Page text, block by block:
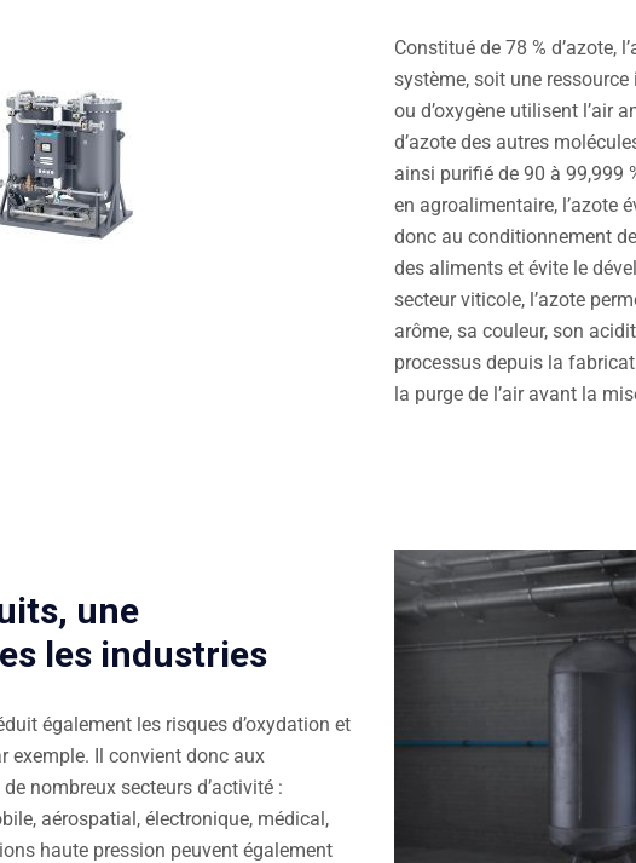
Constitué de 78 % d’azote,
système, soit une
ou d’oxygène utilisent l’air
d’azote des autres
ainsi purifié de 90 à 99,999
en agroalimentaire, l’azote
donc au conditionnement
des aliments et évite le
secteur viticole, l’azote
arôme, sa couleur, son
processus depuis la
la purge de l’air avant la
une
les industries
également les risques d’oxydation et
exemple. Il convient donc aux
nombreux secteurs d’activité :
aérospatial, électronique, médical,
haute pression peuvent également